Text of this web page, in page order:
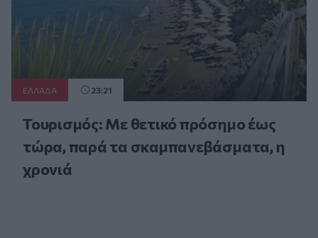
ΕΛΛAΔΑ 23:21
Τουρισμός: Με θετικό πρόσημο έως
τώρα, παρά τα σκαμπανεβάσματα, η
χρονιά